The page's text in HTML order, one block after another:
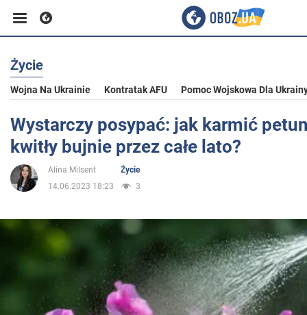
Biznes
Sport
Rozrywka
Polityka
Społeczeństwo
Życie
Wojna Na Ukrainie Kontratak AFU Pomoc Wojskowa Dla
Wystarczy posypać: jak karmić
kwitły bujnie przez całe lato?
Alina Milsent
Życie
14.06.2023 18:23
3